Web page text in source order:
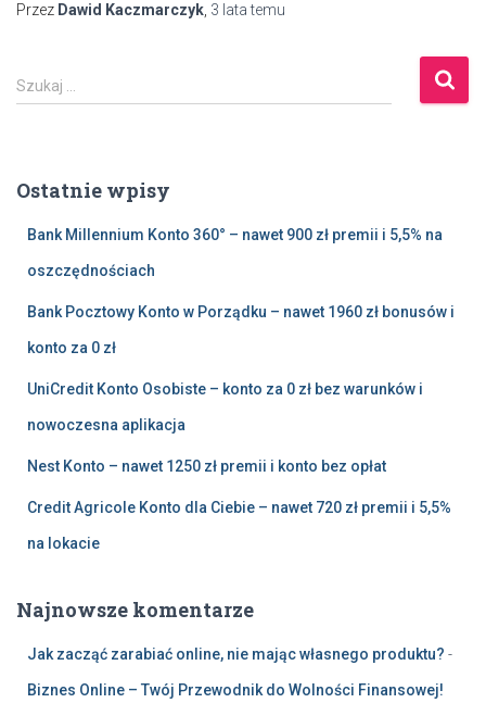
Przez Dawid Kaczmarczyk 3 latatemu
S
z
j
Szukaj …
Ostatnie wpisy
Bank Millennium Konto 360° – nawet 900 zł premii i 5,5% na
oszczędnościach
Bank Pocztowy Konto w Porządku – nawet 1960 zł bonusów i
konto za 0 zł
UniCredit Konto Osobiste – konto za 0 zł bez warunków i
nowoczesna aplikacja
Nest Konto – nawet 1250 zł premii i konto bez opłat
Credit Agricole Konto dla Ciebie – nawet 720 zł premii i 5,5%
na lokacie
Najnowsze komentarze
Jak zacząć zarabiać online, nie mając własnego produktu? -
Biznes Online – Twój Przewodnik do Wolności Finansowej!